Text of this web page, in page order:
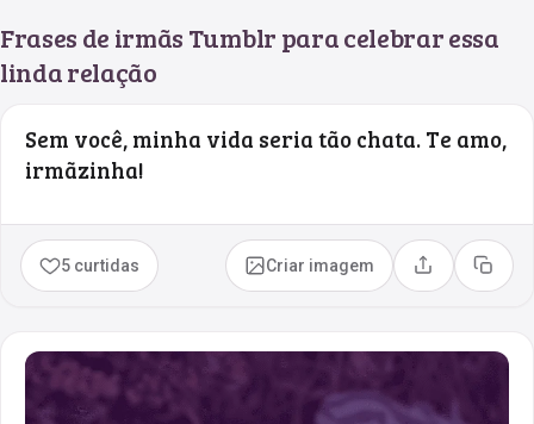
Frases de irmãs Tumblr para celebrar essa
linda relação
Sem você, minha vida seria tão chata. Te amo,
irmãzinha!
5 curtidas Criar imagem Compartilhar
Copiar